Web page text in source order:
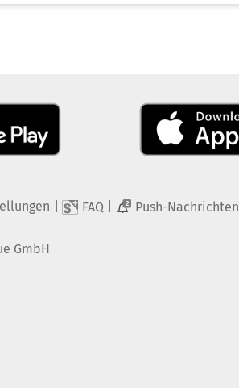
FAQ 2 Push-Nachrichten
GmbH